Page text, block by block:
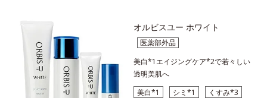
オルビスユー ホワイト
医薬部外品
美白*1エイジングケア*2で若々しい
透明美肌へ
美白*1
シミ*1
くすみ*3